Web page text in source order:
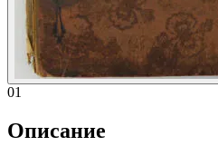
01
Описание